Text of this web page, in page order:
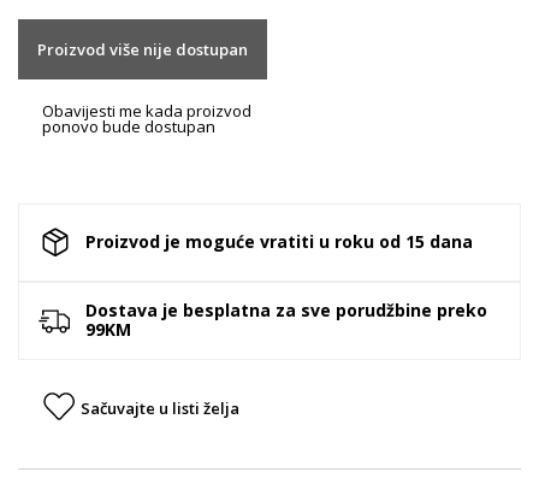
Proizvod više nije dostupan
Obavijesti me kada proizvod
ponovo bude dostupan
Proizvod je moguće vratiti u roku od 15 dana
Dostava je besplatna za sve porudžbine preko
99KM
Sačuvajte u listi želja